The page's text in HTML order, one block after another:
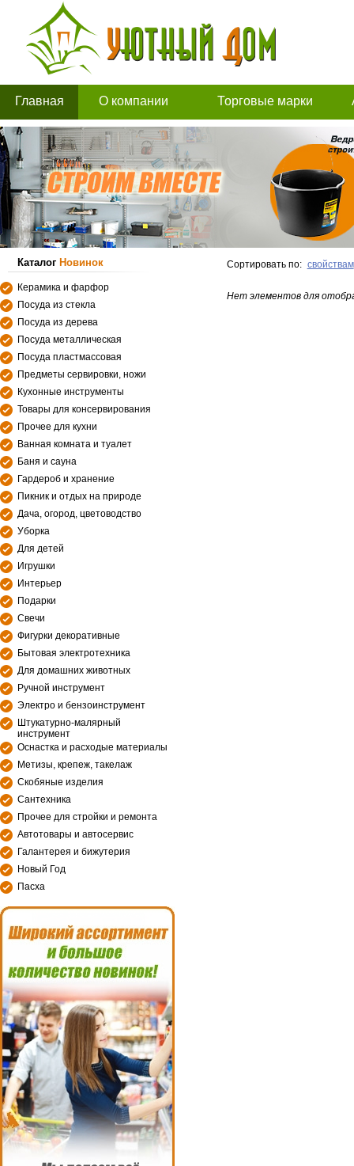
Главная О компании Торговые марки
Каталог Новинок
Керамика и фарфор
Посуда из стекла
Посуда из дерева
Посуда металлическая
Посуда пластмассовая
Предметы сервировки, ножи
Кухонные инструменты
Товары для консервирования
Прочее для кухни
Ванная комната и туалет
Баня и сауна
Гардероб и хранение
Пикник и отдых на природе
Дача, огород, цветоводство
Уборка
Для детей
Игрушки
Интерьер
Подарки
Свечи
Фигурки декоративные
Бытовая электротехника
Для домашних животных
Ручной инструмент
Электро и бензоинструмент
Штукатурно-малярный
инструмент
Оснастка и расходые материалы
Метизы, крепеж, такелаж
Скобяные изделия
Сантехника
Прочее для стройки и ремонта
Автотовары и автосервис
Галантерея и бижутерия
Новый Год
Пасха
Сортировать по: свойствам
Нет элементов для